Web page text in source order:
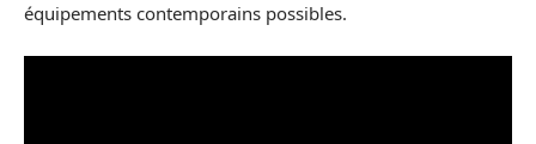
équipements contemporains possibles.